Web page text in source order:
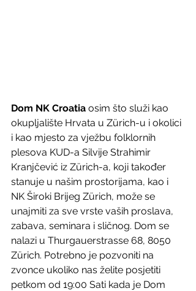
Dom NK Croatia osim što služi kao
okupljalište Hrvata u Zürich-u i okolici
i kao mjesto za vježbu folklornih
plesova KUD-a Silvije Strahimir
Kranjčević iz Zürich-a, koji također
stanuje u našim prostorijama, kao i
NK Široki Brijeg Zürich, može se
unajmiti za sve vrste vaših proslava,
zabava, seminara i sličnog. Dom se
nalazi u Thurgauerstrasse 68, 8050
Zürich. Potrebno je pozvoniti na
zvonce ukoliko nas želite posjetiti
petkom od 19:00 Sati kada je Dom